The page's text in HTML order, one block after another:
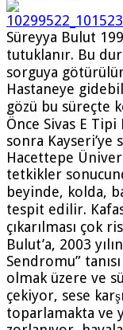
Süreyya Bulut
tutuklanır. Bu
sorguya
Hastaneye
gözü bu süreçte
Önce Sivas E
sonra
Hacettepe
tetkikler
beyinde, kolda,
tespit edilir.
çıkarılması çok
Bulut’a, 2003
Sendromu”
olmak üzere ve
çekiyor, sese
toparlamakta ve